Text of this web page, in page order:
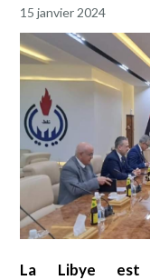
15 janvier 2024
La Libye est